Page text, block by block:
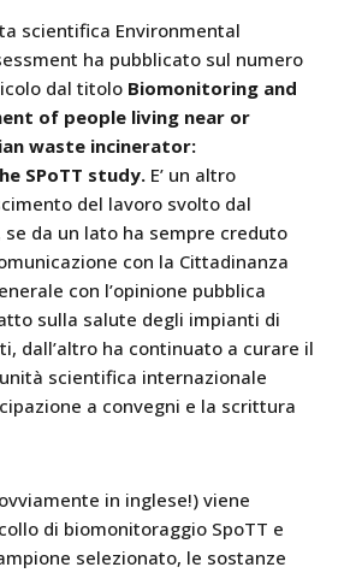
scientifica Environmental
ha pubblicato sul numero
dal titolo Biomonitoring and
of people living near or
waste incinerator:
SPoTT study. E’ un altro
del lavoro svolto dal
se da un lato ha sempre creduto
con la Cittadinanza
con l’opinione pubblica
sulla salute degli impianti di
dall’altro ha continuato a curare il
scientifica internazionale
a convegni e la scrittura
in inglese!) viene
di biomonitoraggio SpoTT e
selezionato, le sostanze